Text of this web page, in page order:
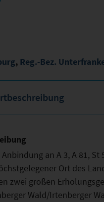
, Reg.-Bez.
an A 3, A 81, St
Ort des
zwei großen
Wald/Irtenberger